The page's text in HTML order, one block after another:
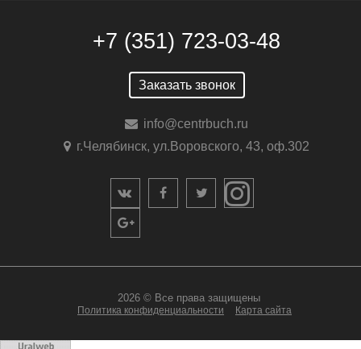
+7 (351) 723-03-48
Заказать звонок
info@centrbuch.ru
г.Челябинск, ул.Воровского, 43, оф.302
2026 © Все права защищены
Политика конфиденциальности Карта сайта